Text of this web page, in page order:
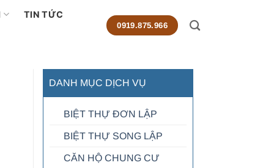
TIN TỨC
0919.875.966
DANH MỤC DỊCH VỤ
BIỆT THỰ ĐƠN LẬP
BIỆT THỰ SONG LẬP
CĂN HỘ CHUNG CƯ